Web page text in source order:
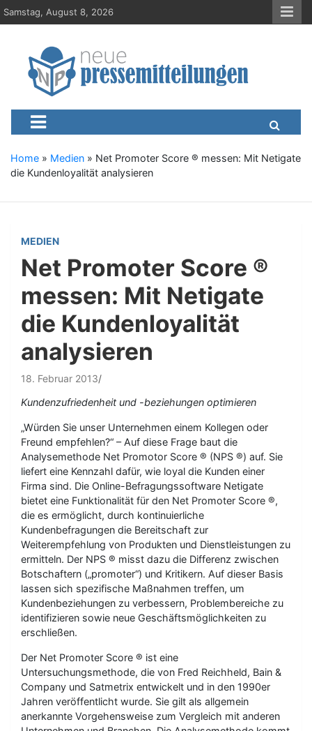
S
k
Samstag, August 8, 2026
Neue-
Presseportal, Nachrichten, News, Meldungen, Wirtschaft
Home » Medien » Net Promoter Score ® messen: Mit Netigate
die Kundenloyalität analysieren
MEDIEN
Net Promoter Score ®
messen: Mit Netigate
die Kundenloyalität
analysieren
18. Februar 2013
Kundenzufriedenheit und -beziehungen optimieren
„Würden Sie unser Unternehmen einem Kollegen oder
Freund empfehlen?“ – Auf diese Frage baut die
Analysemethode Net Promotor Score ® (NPS ®) auf. Sie
liefert eine Kennzahl dafür, wie loyal die Kunden einer
Firma sind. Die Online-Befragungssoftware Netigate
bietet eine Funktionalität für den Net Promoter Score ®,
die es ermöglicht, durch kontinuierliche
Kundenbefragungen die Bereitschaft zur
Weiterempfehlung von Produkten und Dienstleistungen zu
ermitteln. Der NPS ® misst dazu die Differenz zwischen
Botschaftern („promoter“) und Kritikern. Auf dieser Basis
lassen sich spezifische Maßnahmen treffen, um
Kundenbeziehungen zu verbessern, Problembereiche zu
identifizieren sowie neue Geschäftsmöglichkeiten zu
erschließen.
Der Net Promoter Score ® ist eine
Untersuchungsmethode, die von Fred Reichheld, Bain &
Company und Satmetrix entwickelt und in den 1990er
Jahren veröffentlicht wurde. Sie gilt als allgemein
anerkannte Vorgehensweise zum Vergleich mit anderen